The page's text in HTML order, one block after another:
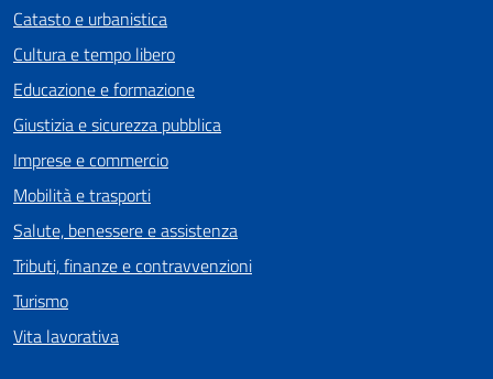
Catasto e urbanistica
Cultura e tempo libero
Educazione e formazione
Giustizia e sicurezza pubblica
Imprese e commercio
Mobilità e trasporti
Salute, benessere e assistenza
Tributi, finanze e contravvenzioni
Turismo
Vita lavorativa